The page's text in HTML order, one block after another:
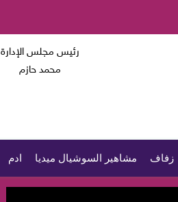
رئيس مجلس الإدارة
محمد حازم
زفاف مشاهير السوشيال ميديا ادم